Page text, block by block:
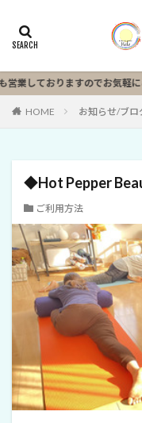
しておりますのでお気軽にご
HOME お知らせ/ブロ
◆Hot Pepper
ご利用方法